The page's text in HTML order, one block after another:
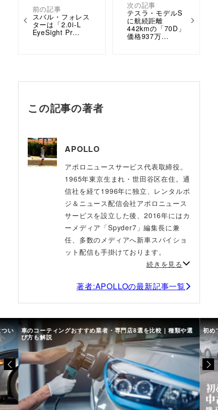
前の記事
スバル・フォレス
ターは「2.0i-L
EyeSight Pr…
次の記事
テスラ・モデルS
に航続距離
442kmの「70D」
価格937万…
この記事の著者
APOLLO
アポロニュースサービス代表取締役。
1965年東京生まれ・世田谷区在住。通
信社を経て1996年に独立、レンタルポ
ジ＆ニュース配信会社アポロニュース
サービスを設立した後、2016年にはカ
ーメディア「Spyder7」編集長に兼
任、多数のメディアへ新車スパイショ
ット配信も手掛けております。
続きを見る
著者:APOLLOの最新記事一覧
い 車のコーティングおすすめ業者・専門店8選を比較｜種類や選
び方も解説
初め